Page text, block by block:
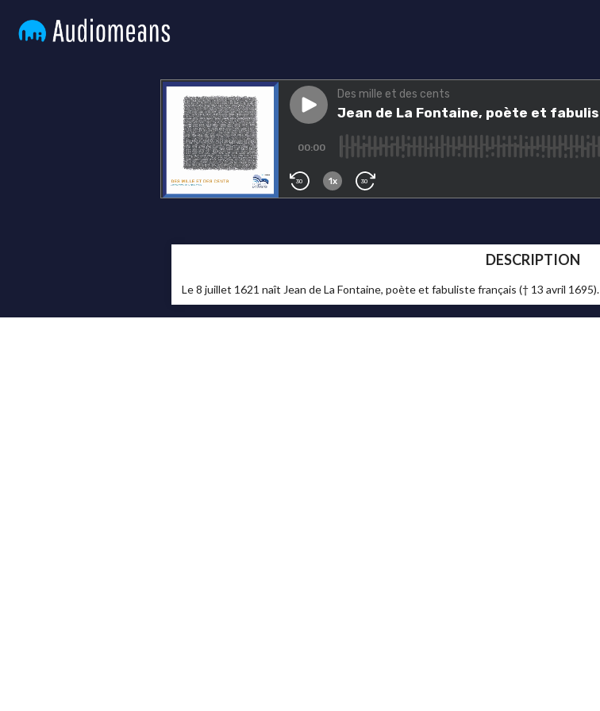
DESCRIPTION
Le 8 juillet 1621 naît Jean de La Fontaine, poète et fabuliste français († 13 avril 1695).